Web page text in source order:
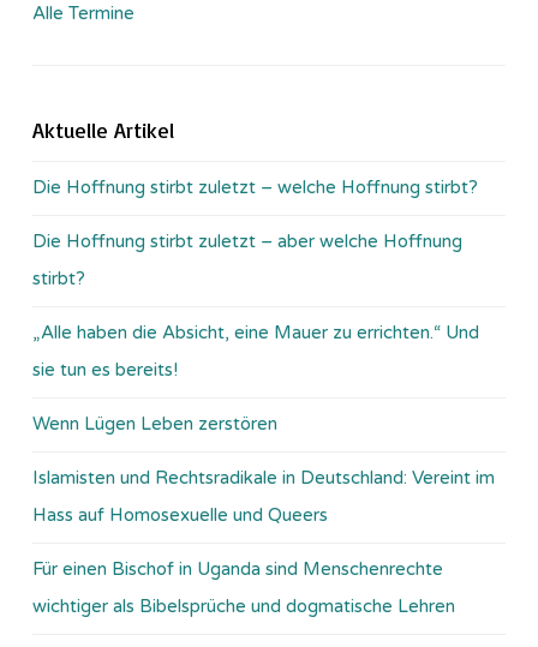
Alle Termine
Aktuelle Artikel
Die Hoffnung stirbt zuletzt – welche Hoffnung stirbt?
Die Hoffnung stirbt zuletzt – aber welche Hoffnung
stirbt?
„Alle haben die Absicht, eine Mauer zu errichten.“ Und
sie tun es bereits!
Wenn Lügen Leben zerstören
Islamisten und Rechtsradikale in Deutschland: Vereint im
Hass auf Homosexuelle und Queers
Für einen Bischof in Uganda sind Menschenrechte
wichtiger als Bibelsprüche und dogmatische Lehren